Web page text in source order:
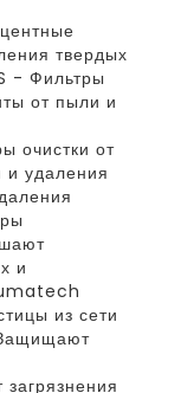
твердых
- Фильтры
от пыли и
очистки от
и удаления
и
из сети